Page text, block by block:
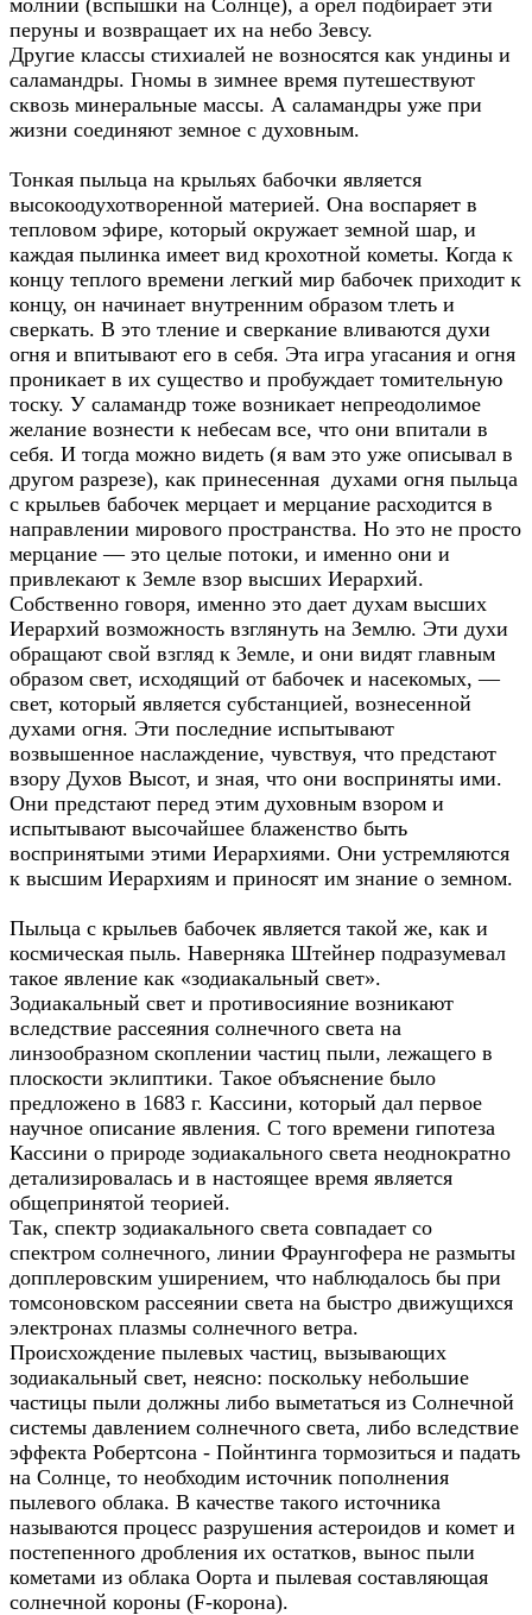
молнии (вспышки на Солнце), а орёл подбирает эти
перуны и возвращает их на небо Зевсу.
Другие классы стихиалей не возносятся как ундины и
саламандры. Гномы в зимнее время путешествуют
сквозь минеральные массы. А саламандры уже при
жизни соединяют земное с духовным.
Тонкая пыльца на крыльях бабочки является
высокоодухотворенной материей. Она воспаряет в
тепловом эфире, который окружает земной шар, и
каждая пылинка имеет вид крохотной кометы. Когда к
концу теплого времени легкий мир бабочек приходит к
концу, он начинает внутренним образом тлеть и
сверкать. В это тление и сверкание вливаются духи
огня и впитывают его в себя. Эта игра угасания и огня
проникает в их существо и пробуждает томительную
тоску. У саламандр тоже возникает непреодолимое
желание вознести к небесам все, что они впитали в
себя. И тогда можно видеть (я вам это уже описывал в
другом разрезе), как принесенная духами огня пыльца
с крыльев бабочек мерцает и мерцание расходится в
направлении мирового пространства. Но это не просто
мерцание — это целые потоки, и именно они и
привлекают к Земле взор высших Иерархий.
Собственно говоря, именно это дает духам высших
Иерархий возможность взглянуть на Землю. Эти духи
обращают свой взгляд к Земле, и они видят главным
образом свет, исходящий от бабочек и насекомых, —
свет, который является субстанцией, вознесенной
духами огня. Эти последние испытывают
возвышенное наслаждение, чувствуя, что предстают
взору Духов Высот, и зная, что они восприняты ими.
Они предстают перед этим духовным взором и
испытывают высочайшее блаженство быть
воспринятыми этими Иерархиями. Они устремляются
к высшим Иерархиям и приносят им знание о земном.
Пыльца с крыльев бабочек является такой же, как и
космическая пыль. Наверняка Штейнер подразумевал
такое явление как «зодиакальный свет».
Зодиакальный свет и противосияние возникают
вследствие рассеяния солнечного света на
линзообразном скоплении частиц пыли, лежащего в
плоскости эклиптики. Такое объяснение было
предложено в 1683 г. Кассини, который дал первое
научное описание явления. С того времени гипотеза
Кассини о природе зодиакального света неоднократно
детализировалась и в настоящее время является
общепринятой теорией.
Так, спектр зодиакального света совпадает со
спектром солнечного, линии Фраунгофера не размыты
допплеровским уширением, что наблюдалось бы при
томсоновском рассеянии света на быстро движущихся
электронах плазмы солнечного ветра.
Происхождение пылевых частиц, вызывающих
зодиакальный свет, неясно: поскольку небольшие
частицы пыли должны либо выметаться из Солнечной
системы давлением солнечного света, либо вследствие
эффекта Робертсона - Пойнтинга тормозиться и падать
на Солнце, то необходим источник пополнения
пылевого облака. В качестве такого источника
называются процесс разрушения астероидов и комет и
постепенного дробления их остатков, вынос пыли
кометами из облака Оорта и пылевая составляющая
солнечной короны (F-корона).